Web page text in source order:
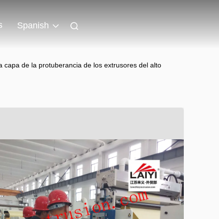
Spanish
de la protuberancia de los extrusores del alto